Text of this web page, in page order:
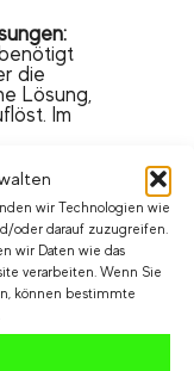
wir Technologien wie
oder darauf zuzugreifen.
wir Daten wie das
verarbeiten. Wenn Sie
können bestimmte
die
Lösung,
Im
als
als
Cut
wie Sie
Ihr
nutzen,